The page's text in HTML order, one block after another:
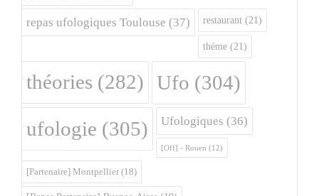
repas ufologiques Toulouse (37) restaurant (21)
théme (21)
théories (282) Ufo (304)
ufologie (305) Ufologiques (36)
[Off] - Rouen (12)
[Partenaire] Montpellier (18)